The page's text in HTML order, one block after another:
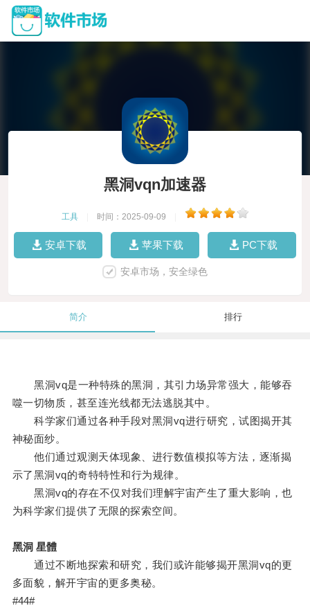
黑洞vqn加速器
工具 时间：2025-09-09
安卓下载 苹果下载 PC下载
安卓市场，安全绿色
简介 排行
黑洞vq是一种特殊的黑洞，其引力场异常强大，能够吞
噬一切物质，甚至连光线都无法逃脱其中。
科学家们通过各种手段对黑洞vq进行研究，试图揭开其
神秘面纱。
他们通过观测天体现象、进行数值模拟等方法，逐渐揭
示了黑洞vq的奇特特性和行为规律。
黑洞vq的存在不仅对我们理解宇宙产生了重大影响，也
为科学家们提供了无限的探索空间。
黑洞 星體
通过不断地探索和研究，我们或许能够揭开黑洞vq的更
多面貌，解开宇宙的更多奥秘。
#44#